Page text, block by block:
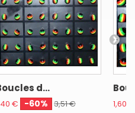
d...
€ -60% 3,51 €
1,60 €